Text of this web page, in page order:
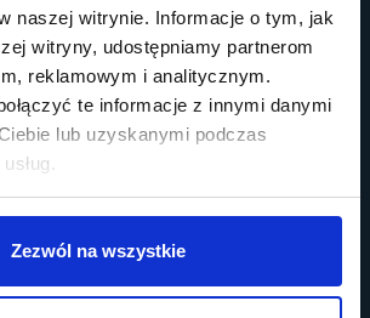
naszej witrynie. Informacje o tym, jak
witryny, udostępniamy partnerom
reklamowym i analitycznym.
te informacje z innymi danymi
lub uzyskanymi podczas
Zezwól na wszystkie